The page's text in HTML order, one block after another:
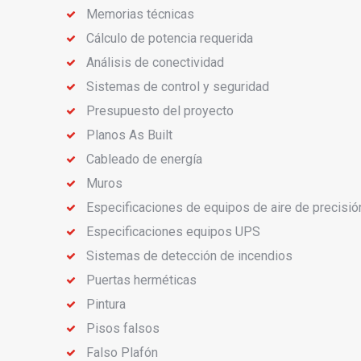
Memorias técnicas
Cálculo de potencia requerida
Análisis de conectividad
Sistemas de control y seguridad
Presupuesto del proyecto
Planos As Built
Cableado de energía
Muros
Especificaciones de equipos de aire de
Especificaciones equipos UPS
Sistemas de detección de incendios
Puertas herméticas
Pintura
Pisos falsos
Falso Plafón